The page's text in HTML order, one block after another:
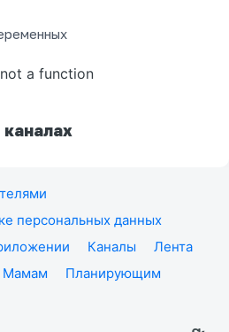
a function
персональных данных
Каналы
Лента
Мамам
Планирующим